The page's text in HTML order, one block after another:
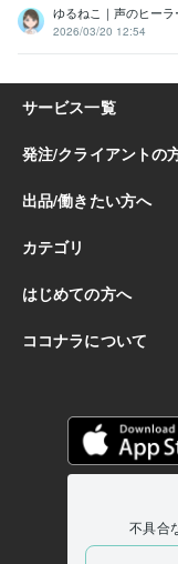
ゆるねこ｜声のヒーラ
2026/03/20 12:54